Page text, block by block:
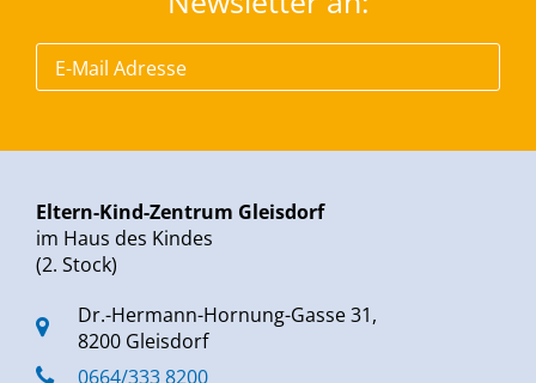
Eltern-Kind-Zentrum Gleisdorf
im Haus des Kindes
(2. Stock)
Dr.-Hermann-Hornung-Gasse 31,
8200 Gleisdorf
0664/333 8200